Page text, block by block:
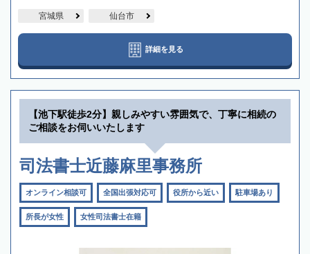
宮城県 仙台市
詳細を見る
【池下駅徒歩2分】親しみやすい雰囲気で、丁寧に相続の
ご相談をお伺いいたします
司法書士近藤麻里事務所
オンライン相談可 全国出張対応可 役所から近い 駐車場あり
所長が女性 女性司法書士在籍